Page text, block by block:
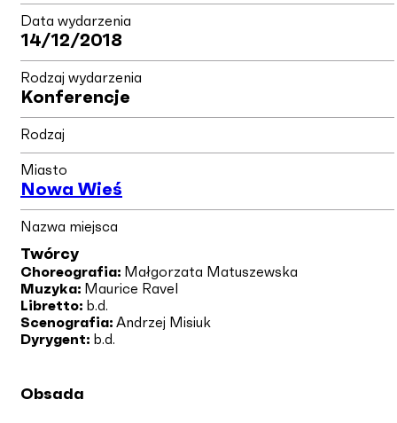
Data wydarzenia
14/12/2018
Rodzaj wydarzenia
Konferencje
Rodzaj
Miasto
Nowa Wieś
Nazwa miejsca
Twórcy
Choreografia: Małgorzata Matuszewska
Muzyka: Maurice Ravel
Libretto: b.d.
Scenografia: Andrzej Misiuk
Dyrygent: b.d.
Obsada